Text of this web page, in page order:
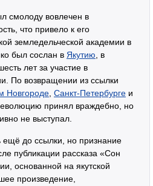
смолоду вовлечен в
что привело к его
земледельческой академии в
был сослан в Якутию , в
лет за участие в
По возвращении из ссылки
Новгороде Санкт-Петербурге и
принял враждебно, но
не выступал.
ещё до ссылки, но признание
публикации рассказа «Сон
основанной на якутской
произведение,